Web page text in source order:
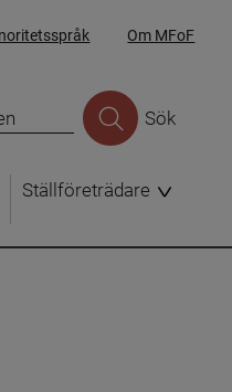
Om MFoF
Sök
Ställföreträdare